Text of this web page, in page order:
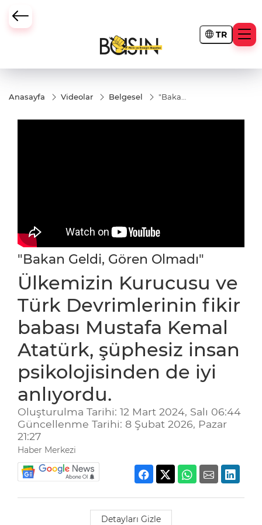
TR
Anasayfa Videolar Belgesel
"Bakan
"Bakan Geldi, Gören Olmadı"
Ülkemizin Kurucusu ve
Türk Devrimlerinin fikir
babası Mustafa Kemal
Atatürk, şüphesiz insan
psikolojisinden de iyi
anlıyordu.
Oluşturulma Tarihi: 12 Mart 2024, Salı 06:44
Güncellenme Tarihi: 8 Şubat 2026, Pazar
21:27
Haber Merkezi
Detayları Gizle